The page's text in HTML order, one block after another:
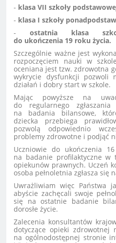
- klasa VII szkoły
- klasa I szkoły
-ostatnia klasa
do ukończenia 19 roku życia.
Szczególnie ważne jest
rozpoczęciem nauki w
oceniana jest tzw. zdrowotna
wykrycie dysfunkcji pozwoli
działań i dobry start w szkole.
Mając powyższe na
do regularnego
na badania bilansowe,
dziecka przebiega
pozwolą odpowiednio
problemy zdrowotne i podjąć
Uczniowie do ukończenia
na badanie profilaktyczne w
opiekunów prawnych. Uczeń
osoba pełnoletnia zgłasza się
Uwrażliwiam więc Państwa
abyście zachęcali swoje
się na ostatnie badanie
dorosłe życie.
Zalecenia konsultantów
dotyczące opieki zdrowotnej
na ogólnodostępnej stronie